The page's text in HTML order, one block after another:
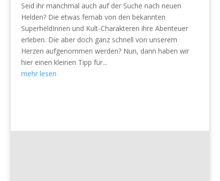
Seid ihr manchmal auch auf der Suche nach neuen
Helden? Die etwas fernab von den bekannten
SuperheldInnen und Kult-Charakteren ihre Abenteuer
erleben. Die aber doch ganz schnell von unserem
Herzen aufgenommen werden? Nun, dann haben wir
hier einen kleinen Tipp für...
mehr lesen